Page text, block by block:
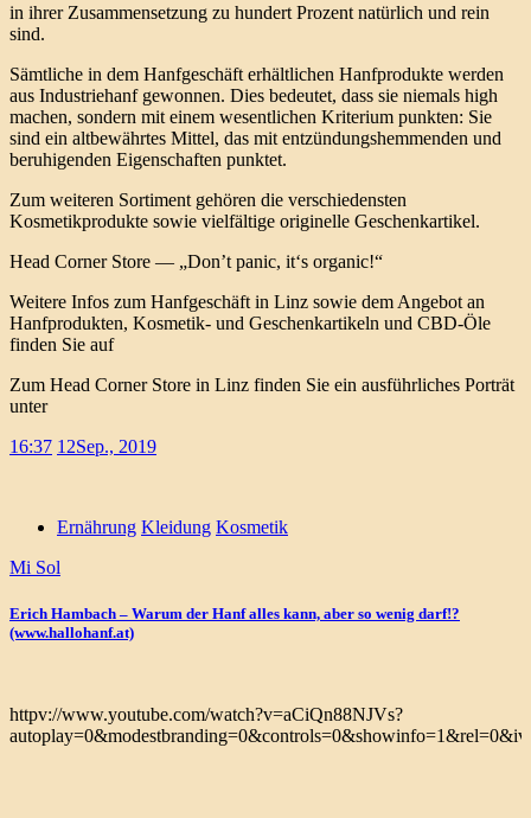
in ihrer Zusammensetzung zu hundert Prozent natürlich und rein
sind.
Sämtliche in dem Hanfgeschäft erhältlichen Hanfprodukte werden
aus Industriehanf gewonnen. Dies bedeutet, dass sie niemals high
machen, sondern mit einem wesentlichen Kriterium punkten: Sie
sind ein altbewährtes Mittel, das mit entzündungshemmenden und
beruhigenden Eigenschaften punktet.
Zum weiteren Sortiment gehören die verschiedensten
Kosmetikprodukte sowie vielfältige originelle Geschenkartikel.
Head Corner Store — „Don’t panic, it‘s organic!“
Weitere Infos zum Hanfgeschäft in Linz sowie dem Angebot an
Hanfprodukten, Kosmetik- und Geschenkartikeln und CBD-Öle
finden Sie auf
Zum Head Corner Store in Linz finden Sie ein ausführliches Porträt
unter
16:37 12Sep., 2019
Ernährung Kleidung Kosmetik
Mi Sol
Erich Hambach – Warum der Hanf alles kann, aber so wenig darf!?
(www.hallohanf.at)
httpv://www.youtube.com/watch?v=aCiQn88NJVs?